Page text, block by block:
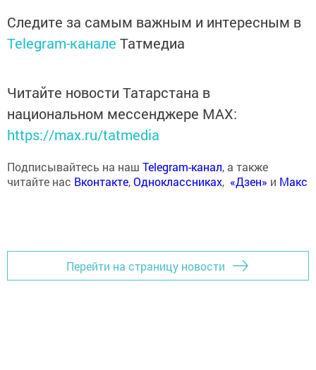
Следите за самым важным и интересным в
Telegram-канале Татмедиа
Читайте новости Татарстана в
национальном мессенджере MАХ:
https://max.ru/tatmedia
Подписывайтесь на наш Telegram-канал, а также
читайте нас Вконтакте,Одноклассниках, «Дзен» и Макс
Перейти на страницу новости